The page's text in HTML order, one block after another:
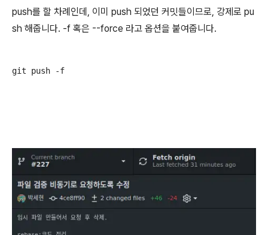
push를 할 차례인데, 이미 push 되었던 커밋들이므로, 강제로 pu
sh 해줍니다. -f 혹은 --force 라고 옵션을 붙여줍니다.
git push -f